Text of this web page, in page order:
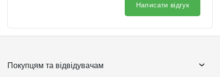
Написати відгук
Покупцям та відвідувачам